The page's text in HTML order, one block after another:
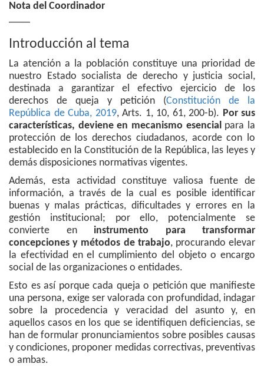
Nota del Coordinador
Introducción al tema
La atención a la población constituye una prioridad de
nuestro Estado socialista de derecho y justicia social,
destinada a garantizar el efectivo ejercicio de los
derechos de queja y petición (Constitución de la
República de Cuba, 2019, Arts. 1, 10, 61, 200-b). Por sus
características, deviene en mecanismo esencialpara la
protección de los derechos ciudadanos, acorde con lo
establecido en la Constitución de la República, las leyes y
demás disposiciones normativas vigentes.
Además, esta actividad constituye valiosa fuente de
información, a través de la cual es posible identificar
buenas y malas prácticas, dificultades y errores en la
gestión institucional; por ello, potencialmente se
convierte eninstrumento para transformar
concepciones y métodos de trabajo, procurando elevar
la efectividad en el cumplimiento del objeto o encargo
social de las organizaciones o entidades.
Esto es así porque cada queja o petición que manifieste
una persona, exige ser valorada con profundidad, indagar
sobre la procedencia y veracidad del asunto y, en
aquellos casos en los que se identifiquen deficiencias, se
han de formular pronunciamientos sobre posibles causas
y condiciones, proponer medidas correctivas, preventivas
o ambas.